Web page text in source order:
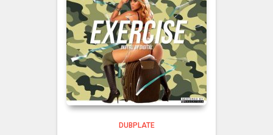
DUBPLATE